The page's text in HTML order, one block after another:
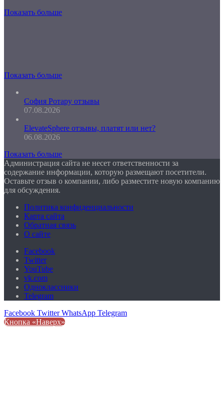
Показать больше
Показать больше
София Ротару отзывы
07.08.2026
ElevateSphere отзывы, платят или нет?
06.08.2026
Показать больше
Администрация сайта не несет ответственности за
содержание информации, которую размещают посетители.
Оставьте отзыв о компании, либо разместите новую компанию
для обсуждения.
Политика конфиденциальности
Карта сайта
Обратная связь
О сайте
Facebook
Twitter
YouTube
vk.com
Одноклассники
Telegram
Facebook Twitter WhatsApp Telegram
Кнопка «Наверх»